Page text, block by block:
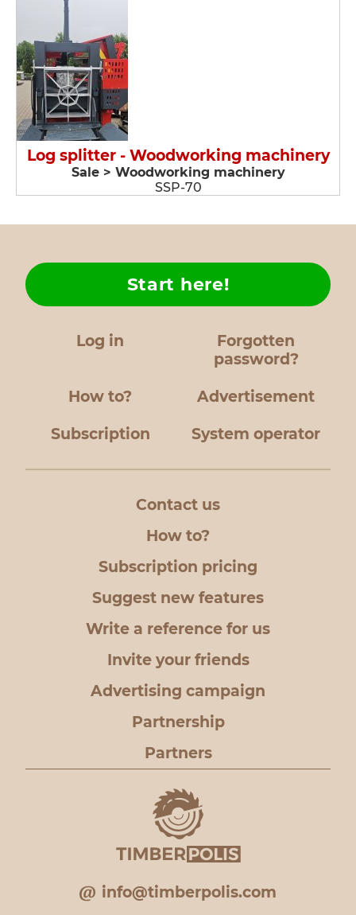
Log splitter - Woodworking machinery
Sale > Woodworking machinery
SSP-70
Log in
Forgotten
password?
How to?
Start here!
Advertisement
Subscription System operator
Contact us
How to?
Subscription pricing
Suggest new features
Write a reference for us
Invite your friends
Advertising campaign
Partnership
Partners
info@timberpolis.com